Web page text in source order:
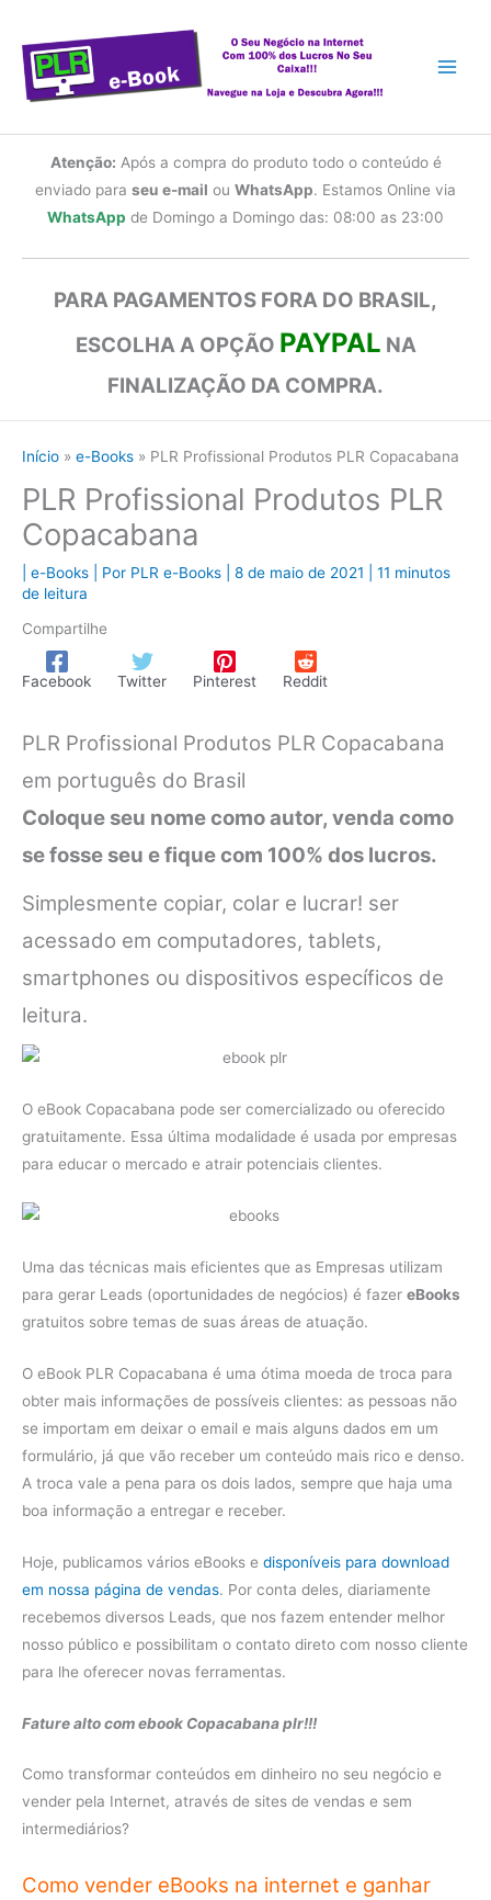
conteúdo
Atenção: Após a compra do produto todo o conteúdo é
enviado para seu e-mail ou WhatsApp. Estamos Online via
WhatsApp de Domingo a Domingo das: 08:00 as 23:00
PARA PAGAMENTOS FORA DO BRASIL,
ESCOLHA A OPÇÃO PAYPAL NA
FINALIZAÇÃO DA COMPRA.
Início e-Books PLR Profissional Produtos PLR Copacabana
PLR Profissional Produtos PLR
Copacabana
e-Books | Por PLR e-Books 8 de maio de 2021
11 minutos
de leitura
Compartilhe
Facebook Twitter Pinterest Reddit
PLR Profissional Produtos PLR Copacabana
em português do Brasil
Coloque seu nome como autor, venda como
se fosse seu e fique com 100% dos lucros.
Simplesmente copiar, colar e lucrar! ser
acessado em computadores, tablets,
smartphones ou dispositivos específicos de
leitura.
O eBook Copacabana pode ser comercializado ou oferecido
gratuitamente. Essa última modalidade é usada por empresas
para educar o mercado e atrair potenciais clientes.
Uma das técnicas mais eficientes que as Empresas utilizam
para gerar Leads (oportunidades de negócios) é fazer eBooks
gratuitos sobre temas de suas áreas de atuação.
O eBook PLR Copacabana é uma ótima moeda de troca para
obter mais informações de possíveis clientes: as pessoas não
se importam em deixar o email e mais alguns dados em um
formulário, já que vão receber um conteúdo mais rico e denso.
A troca vale a pena para os dois lados, sempre que haja uma
boa informação a entregar e receber.
Hoje, publicamos vários eBooks e disponíveis para download
em nossa página de vendas. Por conta deles, diariamente
recebemos diversos Leads, que nos fazem entender melhor
nosso público e possibilitam o contato direto com nosso cliente
para lhe oferecer novas ferramentas.
Fature alto com ebook Copacabana plr!!!
Como transformar conteúdos em dinheiro no seu negócio e
vender pela Internet, através de sites de vendas e sem
intermediários?
Como vender eBooks na internet e ganhar